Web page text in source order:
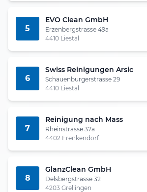
5
EVO Clean GmbH
Erzenbergstrasse 49a
4410 Liestal
6
Swiss Reinigungen Arsic
Schauenburgerstrasse 29
4410 Liestal
7
Reinigung nach Mass
Rheinstrasse 37a
4402 Frenkendorf
8
GlanzClean GmbH
Delsbergstrasse 32
4203 Grellingen